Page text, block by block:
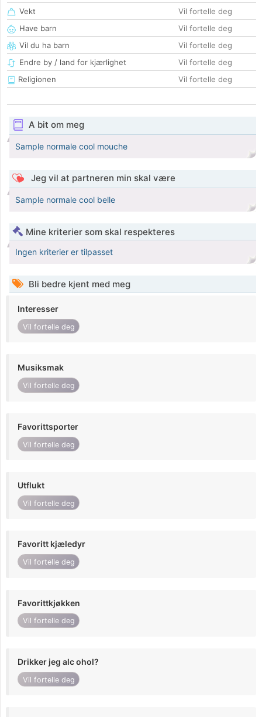
Vekt
Vil fortelle deg
Have barn
Vil fortelle deg
Vil du ha barn
Vil fortelle deg
Endre by / land for kjærlighet
Vil fortelle deg
Religionen
Vil fortelle deg
A bit om meg
Sample normale cool mouche
Jeg vil at partneren min skal være
Sample normale cool belle
Mine kriterier som skal respekteres
Ingen kriterier er tilpasset
Bli bedre kjent med meg
Interesser
Vil fortelle deg
Musiksmak
Vil fortelle deg
Favorittsporter
Vil fortelle deg
Utflukt
Vil fortelle deg
Favoritt kjæledyr
Vil fortelle deg
Favorittkjøkken
Vil fortelle deg
Drikker jeg alc ohol?
Vil fortelle deg